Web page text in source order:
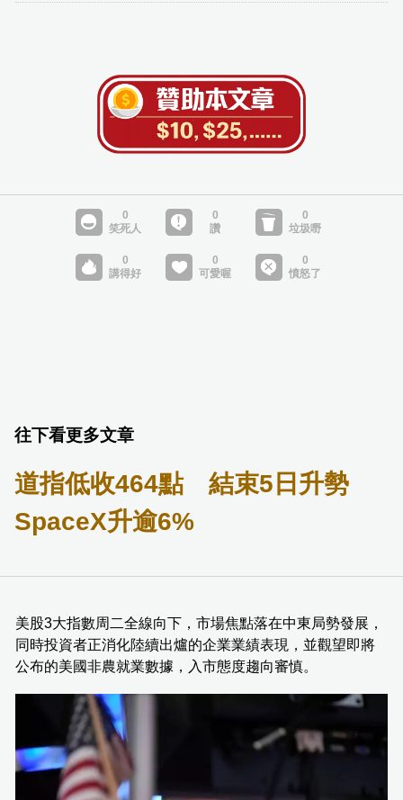
往下看更多文章
道指低收464點 結束5日升勢
SpaceX升逾6%
美股3大指數周二全線向下，市場焦點落在中東局勢發展，
同時投資者正消化陸續出爐的企業業績表現，並觀望即將
公布的美國非農就業數據，入市態度趨向審慎。